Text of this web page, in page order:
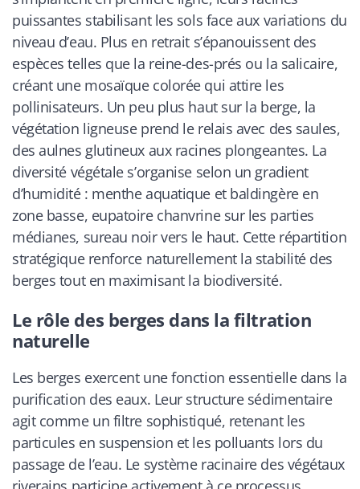
puissantes stabilisant les sols face aux variations du
niveau d’eau. Plus en retrait s’épanouissent des
espèces telles que la reine-des-prés ou la salicaire,
créant une mosaïque colorée qui attire les
pollinisateurs. Un peu plus haut sur la berge, la
végétation ligneuse prend le relais avec des saules,
des aulnes glutineux aux racines plongeantes. La
diversité végétale s’organise selon un gradient
d’humidité : menthe aquatique et baldingère en
zone basse, eupatoire chanvrine sur les parties
médianes, sureau noir vers le haut. Cette répartition
stratégique renforce naturellement la stabilité des
berges tout en maximisant la biodiversité.
Le rôle des berges dans la filtration
naturelle
Les berges exercent une fonction essentielle dans la
purification des eaux. Leur structure sédimentaire
agit comme un filtre sophistiqué, retenant les
particules en suspension et les polluants lors du
passage de l’eau. Le système racinaire des végétaux